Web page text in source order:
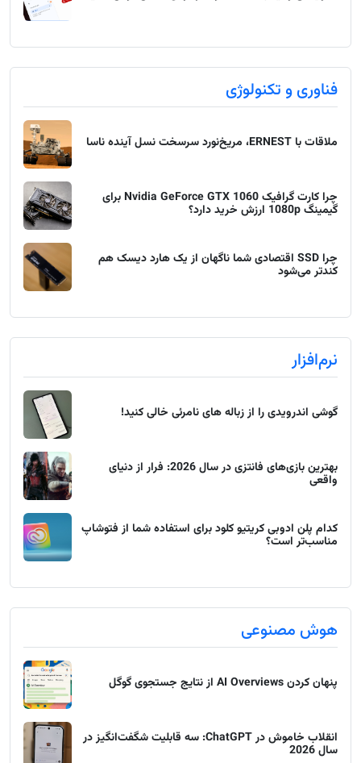
فناوری و تکنولوژی
ملاقات با ERNEST، مریخ‌نورد سرسخت نسل آینده ناسا
چرا کارت گرافیک Nvidia GeForce GTX 1060 برای
گیمینگ 1080p ارزش خرید دارد؟
چرا SSD اقتصادی شما ناگهان از یک هارد دیسک هم
کندتر می‌شود
نرم‌افزار
گوشی اندرویدی را از زباله های نامرئی خالی کنید!
بهترین بازی‌های فانتزی در سال 2026: فرار از دنیای
واقعی
کدام پلن ادوبی کریتیو کلود برای استفاده شما از فتوشاپ
مناسب‌تر است؟
هوش مصنوعی
پنهان کردن AI Overviews از نتایج جستجوی گوگل
انقلاب خاموش در ChatGPT: سه قابلیت شگفت‌انگیز در
سال 2026